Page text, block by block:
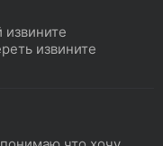
извините